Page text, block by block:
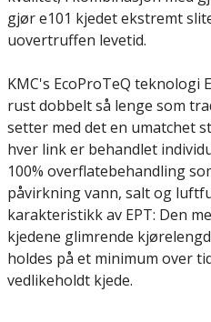
gjør e101 kjedet ekstremt
uovertruffen levetid.
KMC's EcoProTeQ teknologi
rust dobbelt så lenge som
setter med det en umatchet
hver link er behandlet
100% overflatebehandling
påvirkning vann, salt og
karakteristikk av EPT: Den
kjedene glimrende
holdes på et minimum over
vedlikeholdt kjede.